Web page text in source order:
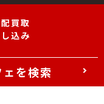
買取
込み
を検索